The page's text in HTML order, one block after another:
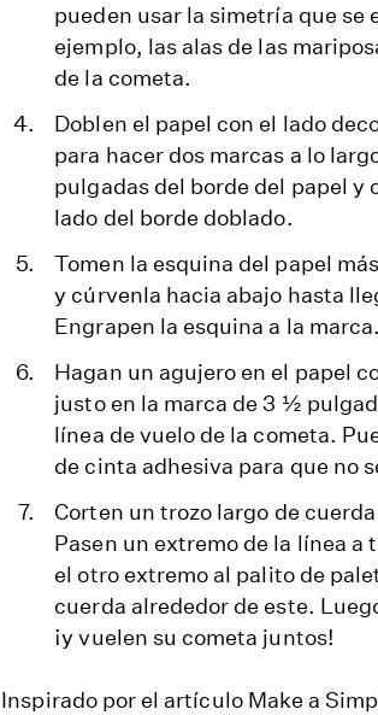
pueden usar la simetría que
ejemplo, las alas de las
de la cometa.
Doblen el papel con el lado
para hacer dos marcas a lo
pulgadas del borde del papel
lado del borde doblado.
Tomen la esquina del papel
y cúrvenla hacia abajo hasta
Engrapen la esquina a la
Hagan un agujero en el papel
justo en la marca de 3 ½
línea de vuelo de la cometa.
de cinta adhesiva para que no
Corten un trozo largo de
Pasen un extremo de la línea a
el otro extremo al palito de
cuerda alrededor de este.
¡y vuelen su cometa juntos!
Inspirado por el artículo Make a